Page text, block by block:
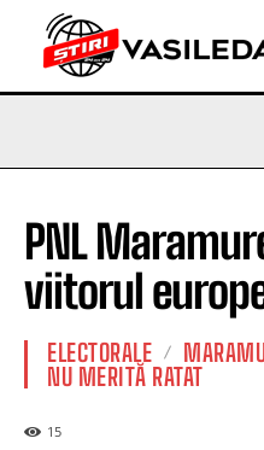
PNL
viitorul
ELECTORALE
NU MERITĂ RATAT
15